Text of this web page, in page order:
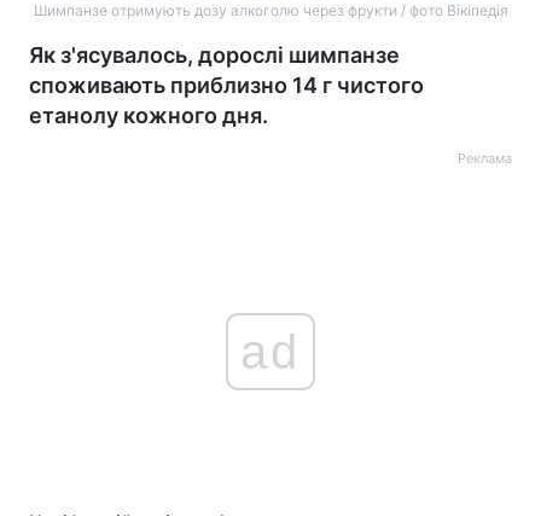
Шимпанзе отримують дозу алкоголю через фрукти / фото Вікіпедія
Як з'ясувалось, дорослі шимпанзе
споживають приблизно 14 г чистого
етанолу кожного дня.
Реклама
ad